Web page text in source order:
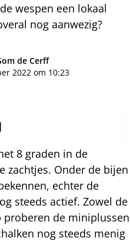
wespen een lokaal
nog aanwezig?
de Cerff
2022 om 10:23
8 graden in de
zachtjes. Onder de bijen
echter de
steeds actief. Zowel de
proberen de miniplussen
nog steeds menig